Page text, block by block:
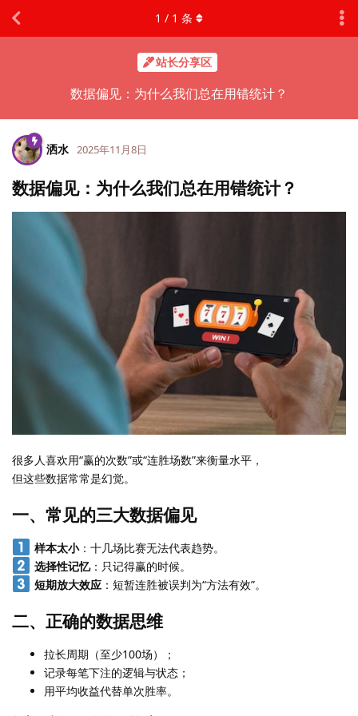
站长分享区
数据偏见：为什么我们总在用错统计？
1 / 1 条
洒水 2025年11月8日
数据偏见：为什么我们总在用错统计？
很多人喜欢用“赢的次数”或“连胜场数”来衡量水平，
但这些数据常常是幻觉。
一、常见的三大数据偏见
样本太小：十几场比赛无法代表趋势。
选择性记忆：只记得赢的时候。
短期放大效应：短暂连胜被误判为“方法有效”。
二、正确的数据思维
拉长周期（至少100场）；
记录每笔下注的逻辑与状态；
用平均收益代替单次胜率。